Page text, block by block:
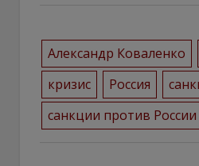
Александр Коваленко
кризис
Россия
санкции против России